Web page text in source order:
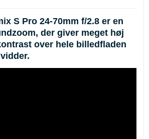
S Pro 24-70mm f/2.8 er en
der giver meget høj
over hele billedfladen